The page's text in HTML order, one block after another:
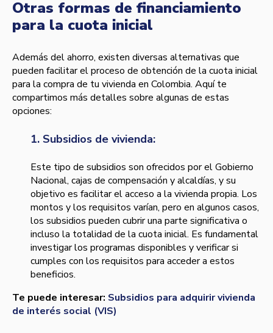
Otras formas de financiamiento
para la cuota inicial
Además del ahorro, existen diversas alternativas que
pueden facilitar el proceso de obtención de la cuota inicial
para la compra de tu vivienda en Colombia. Aquí te
compartimos más detalles sobre algunas de estas
opciones:
1. Subsidios de vivienda:
Este tipo de subsidios son ofrecidos por el Gobierno
Nacional, cajas de compensación y alcaldías, y su
objetivo es facilitar el acceso a la vivienda propia. Los
montos y los requisitos varían, pero en algunos casos,
los subsidios pueden cubrir una parte significativa o
incluso la totalidad de la cuota inicial. Es fundamental
investigar los programas disponibles y verificar si
cumples con los requisitos para acceder a estos
beneficios.
Te puede interesar: Subsidios para adquirir vivienda
de interés social (VIS)